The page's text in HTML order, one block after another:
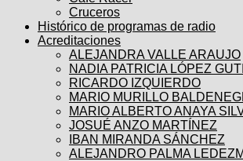
Cruceros
Histórico de programas de radio
Acreditaciones
ALEJANDRA VALLE ARAUJO
NADIA PATRICIA LÓPEZ
RICARDO IZQUIERDO
MARIO MURILLO
MARIO ALBERTO ANAYA
JOSUÉ ANZO MARTÍNEZ
IBAN MIRANDA SÁNCHEZ
ALEJANDRO PALMA